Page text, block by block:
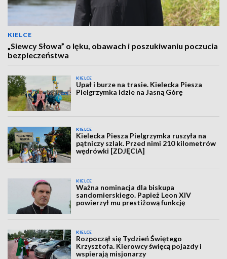
KIELCE
„Siewcy Słowa” o lęku, obawach i poszukiwaniu poczucia
bezpieczeństwa
KIELCE
Upał i burze na trasie. Kielecka Piesza
Pielgrzymka idzie na Jasną Górę
KIELCE
Kielecka Piesza Pielgrzymka ruszyła na
pątniczy szlak. Przed nimi 210 kilometrów
wędrówki [ZDJĘCIA]
KIELCE
Ważna nominacja dla biskupa
sandomierskiego. Papież Leon XIV
powierzył mu prestiżową funkcję
KIELCE
Rozpoczął się Tydzień Świętego
Krzysztofa. Kierowcy święcą pojazdy i
wspierają misjonarzy